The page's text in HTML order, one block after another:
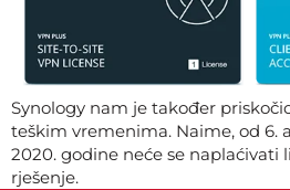
Synology nam je također
teškim vremenima. Naime, od 6.
2020. godine neće se naplaćivati
rješenje.